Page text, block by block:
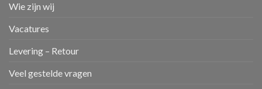
Wie zijn wij
Vacatures
Levering – Retour
Veel gestelde vragen